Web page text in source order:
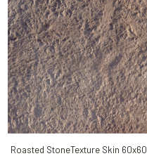
Roasted StoneTexture Skin 60x60